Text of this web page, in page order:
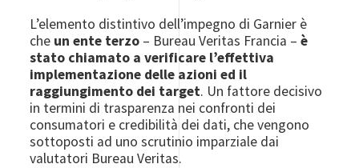
L’elemento distintivo dell’impegno di Garnier è
che un ente terzo – Bureau Veritas Francia –è
stato chiamato a verificare l’effettiva
implementazione delle azioni ed il
raggiungimento dei target. Un fattore decisivo
in termini di trasparenza nei confronti dei
consumatori e credibilità dei dati, che vengono
sottoposti ad uno scrutinio imparziale dai
valutatori Bureau Veritas.